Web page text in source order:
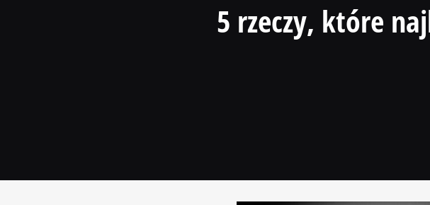
5 rzeczy, które